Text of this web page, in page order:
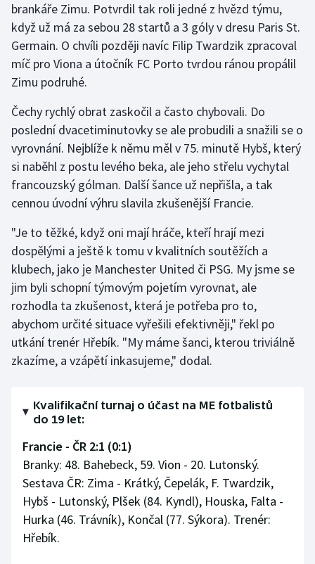
Krasobruslení
Lezení
Lyže a snowboard
Moderní pětiboj
Motorsport
Olympijské hry
Plavání
Plážový volejbal
Ragby
Rychlobruslení
Short track
Sportovní střelba
Stolní tenis
Triatlon
brankáře Zimu. Potvrdil tak roli jedné z hvězd týmu,
když už má za sebou 28 startů a 3 góly v dresu Paris St.
Germain. O chvíli později navíc Filip Twardzik zpracoval
míč pro Viona a útočník FC Porto tvrdou ránou propálil
Zimu podruhé.
Čechy rychlý obrat zaskočil a často chybovali. Do
poslední dvacetiminutovky se ale probudili a snažili se o
vyrovnání. Nejblíže k němu měl v 75. minutě Hybš, který
si naběhl z postu levého beka, ale jeho střelu vychytal
francouzský gólman. Další šance už nepřišla, a tak
cennou úvodní výhru slavila zkušenější Francie.
"Je to těžké, když oni mají hráče, kteří hrají mezi
dospělými a ještě k tomu v kvalitních soutěžích a
klubech, jako je Manchester United či PSG. My jsme se
jim byli schopní týmovým pojetím vyrovnat, ale
rozhodla ta zkušenost, která je potřeba pro to,
abychom určité situace vyřešili efektivněji," řekl po
utkání trenér Hřebík. "My máme šanci, kterou triviálně
zkazíme, a vzápětí inkasujeme," dodal.
Kvalifikační turnaj o účast na ME fotbalistů
do 19 let:
Francie - ČR 2:1 (0:1)
Branky: 48. Bahebeck, 59. Vion - 20. Lutonský.
Sestava ČR: Zima - Krátký, Čepelák, F. Twardzik,
Hybš - Lutonský, Plšek (84. Kyndl), Houska, Falta -
Hurka (46. Trávník), Končal (77. Sýkora). Trenér:
Hřebík.